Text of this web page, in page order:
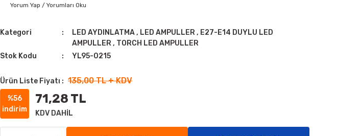
Yorum Yap / Yorumları Oku
Kategori LED AYDINLATMA, LED AMPULLER, E27-E14 DUYLU LED
AMPULLER, TORCH LED AMPULLER
Stok Kodu
YL95-0215
Ürün Liste Fiyatı : 135,00 TL + KDV
%56
indirim
71,28 TL
KDV DAHİL